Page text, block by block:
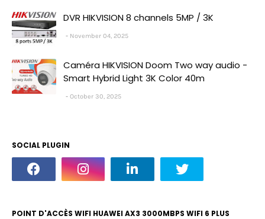
DVR HIKVISION 8 channels 5MP / 3K
November 04, 2025
Caméra HIKVISION Doom Two way audio -
Smart Hybrid Light 3K Color 40m
October 30, 2025
SOCIAL PLUGIN
POINT D'ACCÈS WIFI HUAWEI AX3 3000MBPS WIFI 6 PLUS